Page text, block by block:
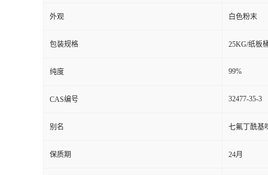
外观 白色粉末
包装规格 25KG/纸板
纯度 99%
CAS编号 32477-35-3
别名 七氟丁酰基
保质期 24月